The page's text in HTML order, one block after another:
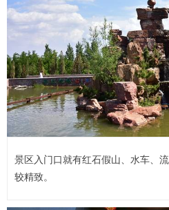
景区入门口就有红石假山、水车、
较精致。